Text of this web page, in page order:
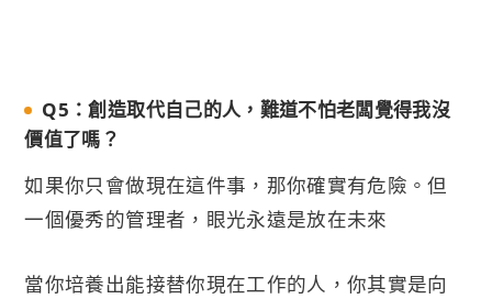
Q5：創造取代自己的人，難道不怕老闆覺得我沒
價值了嗎？
如果你只會做現在這件事，那你確實有危險。但
一個優秀的管理者，眼光永遠是放在未來
當你培養出能接替你現在工作的人，你其實是向